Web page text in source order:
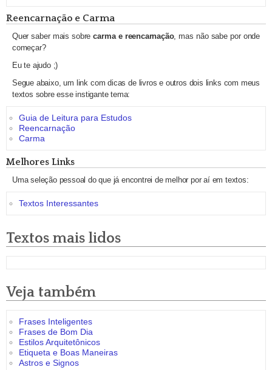
Reencarnação e Carma
Quer saber mais sobrecarma e reencarnação, mas não sabe por onde
começar?
Eu te ajudo ;)
Segue abaixo, um link com dicas de livros e outros dois links com meus
textos sobre esse instigante tema:
Guia de Leitura para Estudos
Reencarnação
Carma
Melhores Links
Uma seleção pessoal do que já encontrei de melhor por aí em textos:
Textos Interessantes
Textos mais lidos
Veja também
Frases Inteligentes
Frases de Bom Dia
Estilos Arquitetônicos
Etiqueta e Boas Maneiras
Astros e Signos